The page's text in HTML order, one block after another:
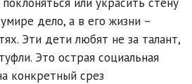
дело, а в его жизни –
Эти дети любят не за талант,
Это острая социальная
конкретный срез